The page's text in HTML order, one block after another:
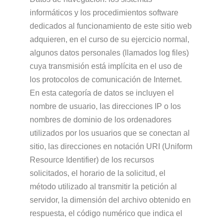
informáticos y los procedimientos software
dedicados al funcionamiento de este sitio web
adquieren, en el curso de su ejercicio normal,
algunos datos personales (llamados log files)
cuya transmisión está implícita en el uso de
los protocolos de comunicación de Internet.
En esta categoría de datos se incluyen el
nombre de usuario, las direcciones IP o los
nombres de dominio de los ordenadores
utilizados por los usuarios que se conectan al
sitio, las direcciones en notación URI (Uniform
Resource Identifier) de los recursos
solicitados, el horario de la solicitud, el
método utilizado al transmitir la petición al
servidor, la dimensión del archivo obtenido en
respuesta, el código numérico que indica el